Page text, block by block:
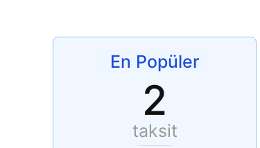
En Popüler
2
taksit